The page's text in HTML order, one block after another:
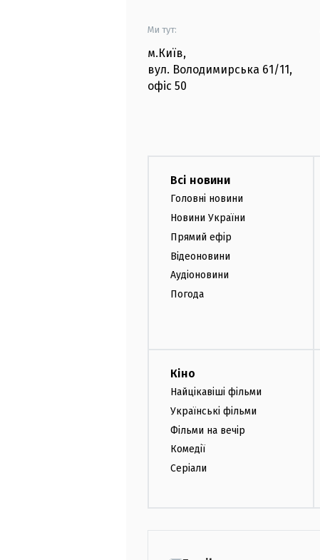
Ми тут:
м.Київ,
вул. Володимирська 61/11,
офіс 50
Всі новини
Головні новини
Новини України
Прямий ефір
Відеоновини
Аудіоновини
Погода
Кіно
Найцікавіші фільми
Українські фільми
Фільми на вечір
Комедії
Серіали